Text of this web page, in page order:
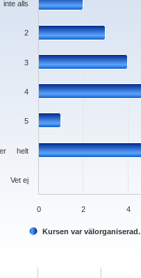
Kursen var välorganiserad.
Vet ej
6 Instämmer helt
5
4
3
2
alls
0 2 4